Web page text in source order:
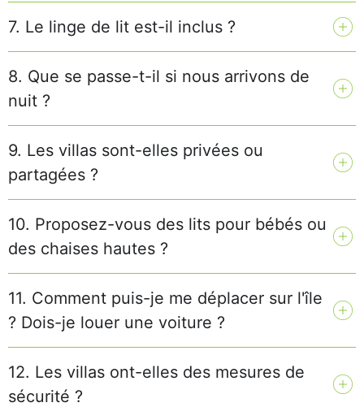
7. Le linge de lit est-il inclus ?
8. Que se passe-t-il si nous arrivons de
nuit ?
9. Les villas sont-elles privées ou
partagées ?
10. Proposez-vous des lits pour bébés ou
des chaises hautes ?
11. Comment puis-je me déplacer sur l'île
? Dois-je louer une voiture ?
12. Les villas ont-elles des mesures de
sécurité ?